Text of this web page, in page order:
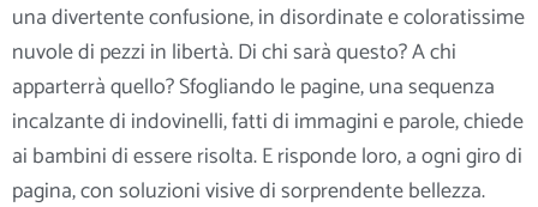
una divertente confusione, in disordinate e coloratissime
nuvole di pezzi in libertà. Di chi sarà questo? A chi
apparterrà quello? Sfogliando le pagine, una sequenza
incalzante di indovinelli, fatti di immagini e parole, chiede
ai bambini di essere risolta. E risponde loro, a ogni giro di
pagina, con soluzioni visive di sorprendente bellezza.